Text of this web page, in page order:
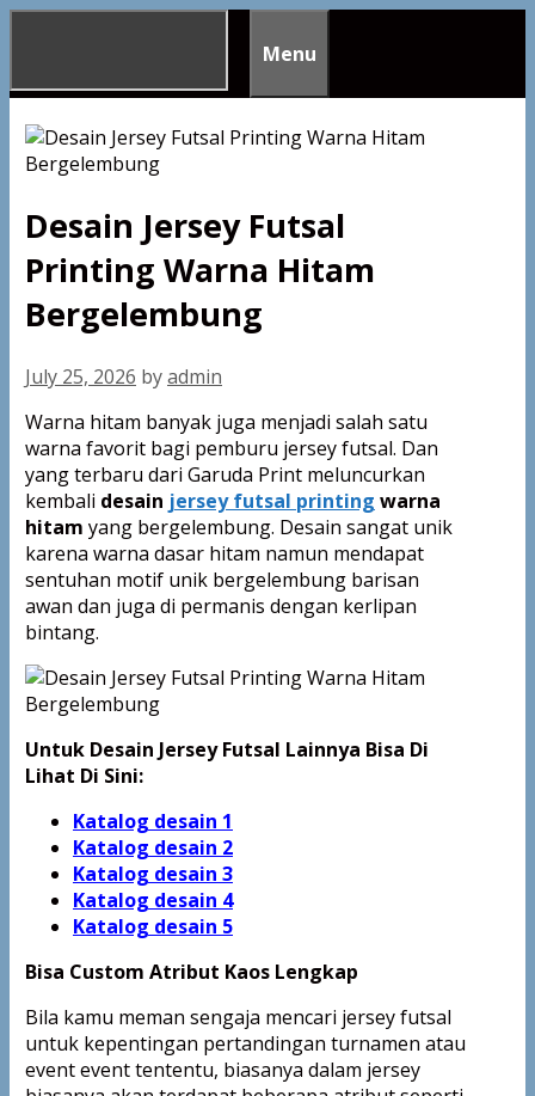
Menu
Desain Jersey Futsal
Printing Warna Hitam
Bergelembung
July 25, 2026 byadmin
Warna hitam banyak juga menjadi salah satu
warna favorit bagi pemburu jersey futsal. Dan
yang terbaru dari Garuda Print meluncurkan
kembali desain jersey futsal printing warna
hitam yang bergelembung. Desain sangat unik
karena warna dasar hitam namun mendapat
sentuhan motif unik bergelembung barisan
awan dan juga di permanis dengan kerlipan
bintang.
Untuk Desain Jersey Futsal Lainnya Bisa Di
Lihat Di Sini:
Katalog desain 1
Katalog desain 2
Katalog desain 3
Katalog desain 4
Katalog desain 5
Bisa Custom Atribut Kaos Lengkap
Bila kamu meman sengaja mencari jersey futsal
untuk kepentingan pertandingan turnamen atau
event event tententu, biasanya dalam jersey